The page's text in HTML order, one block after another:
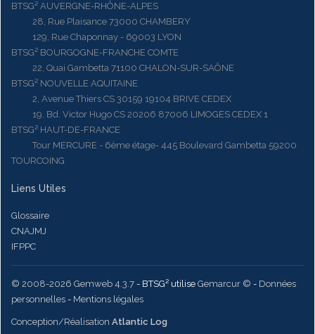
BTSG² AUVERGNE-RHÔNE-ALPES
28, Rue Plaisance 73000 CHAMBERY
129, Rue Chaponnay - 69003 LYON
BTSG² BOURGOGNE-FRANCHE COMTE
22, Quai Gambetta 71100 CHALON-SUR-SAÔNE
BTSG² NOUVELLE AQUITAINE
2, Avenue Thiers CS 30159 19104 BRIVE CEDEX
19, Bd. Victor Hugo CS 20206 87006 LIMOGES CEDEX 1
BTSG² HAUT-DE-FRANCE
Tour MERCURE - 6ème étage- 445 Boulevard Gambetta 59200
TOURCOING
Liens Utiles
Glossaire
CNAJMJ
IFPPC
© 2008-2026 Gemweb 4.3.7 - BTSG² utilise Gemarcur © - Données
personnelles - Mentions légales
Conception/Réalisation Atlantic Log